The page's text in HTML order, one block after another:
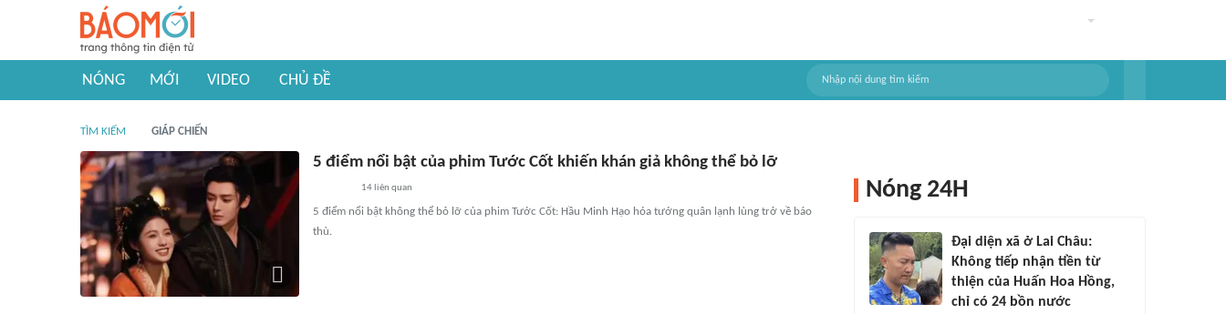
NÓNG MỚI VIDEO CHỦ ĐỀ
TÌM KIẾM GIÁP CHIẾN
5 điểm nổi bật của phim Tước Cốt khiến khán giả không thể bỏ lỡ
14liên quan
5 điểm nổi bật không thể bỏ lỡ của phim Tước Cốt: Hầu Minh Hạo hóa tướng quân lạnh lùng trở về báo
thù.
Nóng 24H
Đại diện xã ở Lai Châu:
Không tiếp nhận tiền từ
thiện của Huấn Hoa Hồng,
chỉ có 24 bồn nước